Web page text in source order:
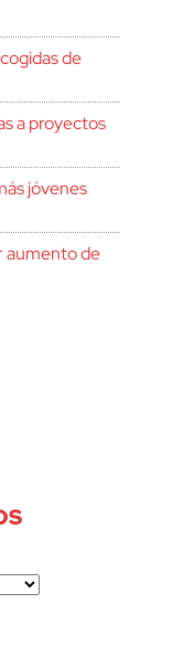
de
a proyectos
jóvenes
aumento de